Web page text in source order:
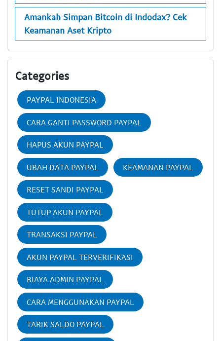
Amankah Simpan Bitcoin di Indodax? Cek
Keamanan Aset Kripto
Categories
PAYPAL INDONESIA
CARA GANTI PASSWORD PAYPAL
HAPUS AKUN PAYPAL
UBAH DATA PAYPAL KEAMANAN PAYPAL
RESET SANDI PAYPAL
TUTUP AKUN PAYPAL
TRANSAKSI PAYPAL
AKUN PAYPAL TERVERIFIKASI
BIAYA ADMIN PAYPAL
CARA MENGGUNAKAN PAYPAL
TARIK SALDO PAYPAL